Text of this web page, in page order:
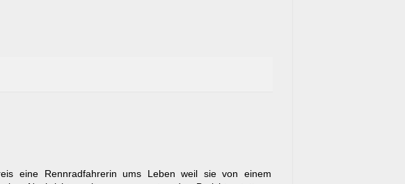
eine Rennradfahrerin ums Leben weil sie von einem